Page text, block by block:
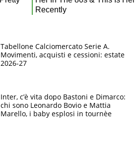
Tabellone Calciomercato Serie A.
Movimenti, acquisti e cessioni: estate
2026-27
Inter, c’è vita dopo Bastoni e Dimarco:
chi sono Leonardo Bovio e Mattia
Marello, i baby esplosi in tournèe